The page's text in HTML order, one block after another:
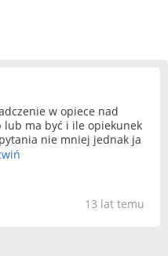
w opiece nad
ma być i ile opiekunek
nie mniej jednak ja
13 lat temu